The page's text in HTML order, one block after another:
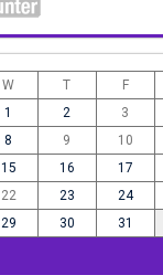
W T F
1
2 3
8 9 10
15 16 17
22 23 24
29 30 31